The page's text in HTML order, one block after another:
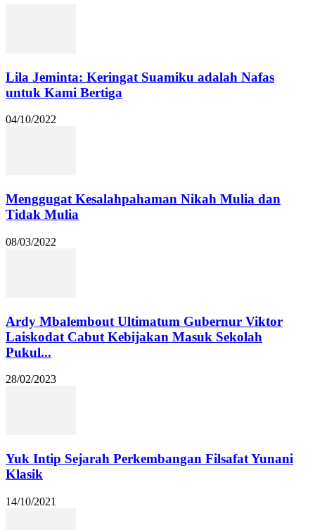
Lila Jeminta: Keringat Suamiku adalah Nafas
untuk Kami Bertiga
04/10/2022
Menggugat Kesalahpahaman Nikah Mulia dan
Tidak Mulia
08/03/2022
Ardy Mbalembout Ultimatum Gubernur Viktor
Laiskodat Cabut Kebijakan Masuk Sekolah
Pukul...
28/02/2023
Yuk Intip Sejarah Perkembangan Filsafat Yunani
Klasik
14/10/2021